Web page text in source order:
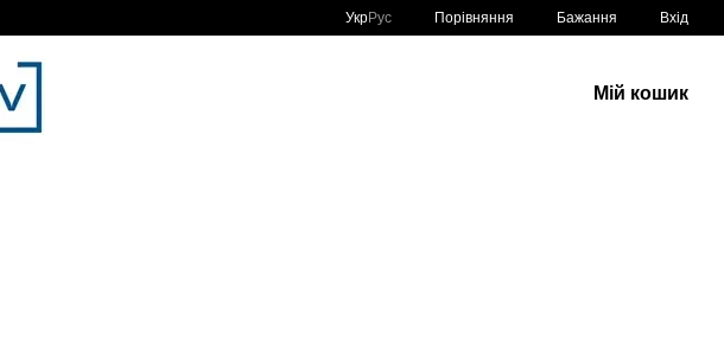
УкрРус Порівняння Бажання Вхід
Мій кошик